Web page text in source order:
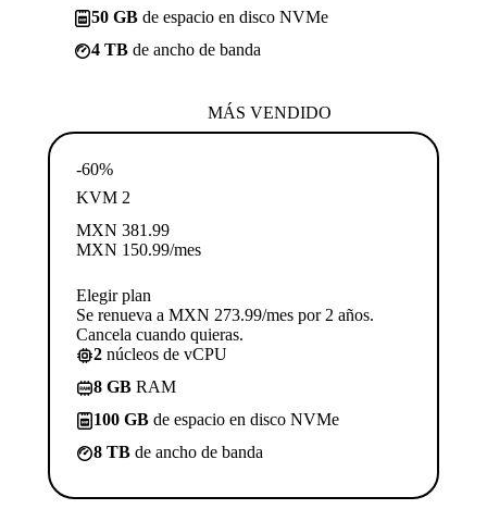
50 GB de espacio en disco NVMe
4 TB de ancho de banda
MÁS VENDIDO
-60%
KVM 2
MXN 381.99
MXN 150.99/mes
Elegir plan
Se renueva a MXN 273.99/mes por 2 años.
Cancela cuando quieras.
2 núcleos de vCPU
8 GB RAM
100 GB de espacio en disco NVMe
8 TB de ancho de banda